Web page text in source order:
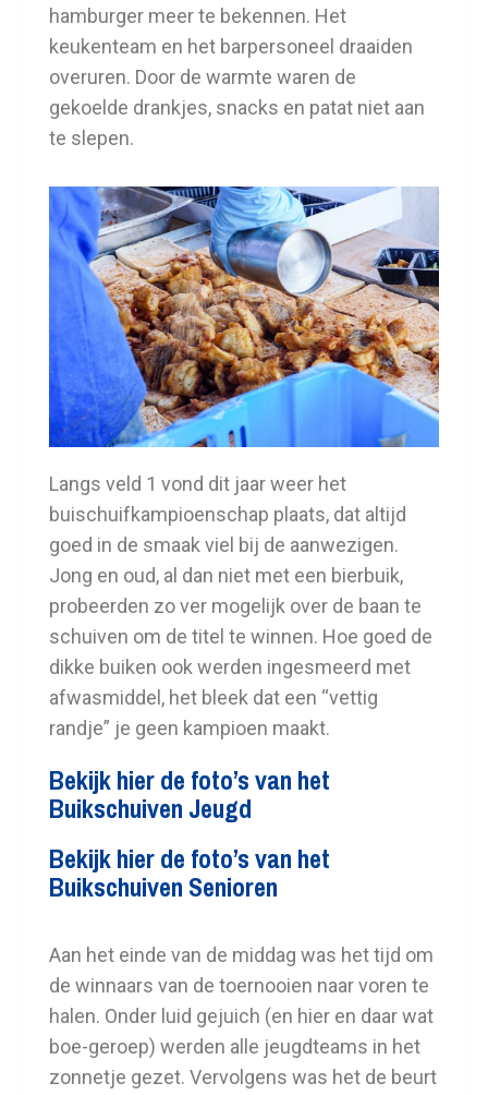
hamburger meer te bekennen. Het
keukenteam en het barpersoneel draaiden
overuren. Door de warmte waren de
gekoelde drankjes, snacks en patat niet aan
te slepen.
Langs veld 1 vond dit jaar weer het
buischuifkampioenschap plaats, dat altijd
goed in de smaak viel bij de aanwezigen.
Jong en oud, al dan niet met een bierbuik,
probeerden zo ver mogelijk over de baan te
schuiven om de titel te winnen. Hoe goed de
dikke buiken ook werden ingesmeerd met
afwasmiddel, het bleek dat een “vettig
randje” je geen kampioen maakt.
Bekijk hier de foto’s van het
Buikschuiven Jeugd
Bekijk hier de foto’s van het
Buikschuiven Senioren
Aan het einde van de middag was het tijd om
de winnaars van de toernooien naar voren te
halen. Onder luid gejuich (en hier en daar wat
boe-geroep) werden alle jeugdteams in het
zonnetje gezet. Vervolgens was het de beurt